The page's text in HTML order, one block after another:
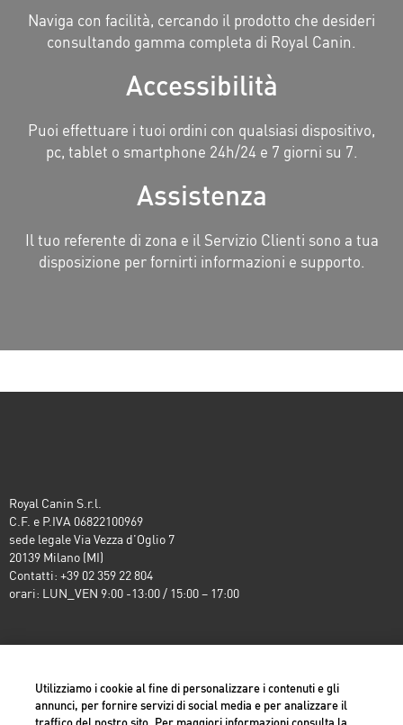
Naviga con facilità, cercando il prodotto che desideri
consultando gamma completa di Royal Canin.
Accessibilità
Puoi effettuare i tuoi ordini con qualsiasi dispositivo,
pc, tablet o smartphone 24h/24 e 7 giorni su 7.
Assistenza
Il tuo referente di zona e il Servizio Clienti sono a tua
disposizione per fornirti informazioni e supporto.
Royal Canin S.r.l.
C.F. e P.IVA 06822100969
sede legale Via Vezza d’Oglio 7
20139 Milano (MI)
Contatti: +39 02 359 22 804
orari: LUN_VEN 9:00 -13:00 / 15:00 – 17:00
Utilizziamo i cookie al fine di personalizzare i contenuti e gli
annunci, per fornire servizi di social media e per analizzare il